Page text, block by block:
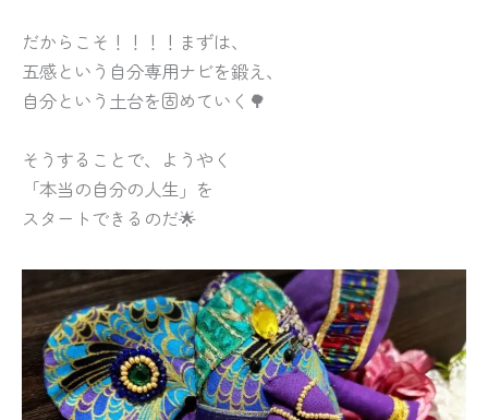
だからこそ！！！！まずは、
五感という自分専用ナビを鍛え、
自分という土台を固めていく🌳
そうすることで、ようやく
「本当の自分の人生」を
スタートできるのだ🌟